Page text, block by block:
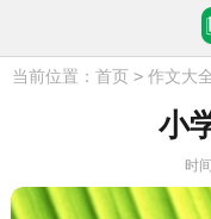
当前位置： 首页 > 作文大
小
时